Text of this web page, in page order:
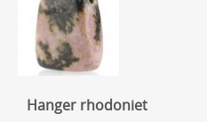
Hanger rhodoniet